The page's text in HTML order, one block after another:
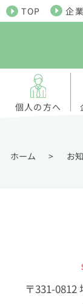
TOP 企
個人の方へ
ホーム > お
〒331-0812